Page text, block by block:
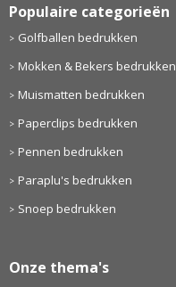
Populaire categorieën
Golfballen bedrukken
Mokken & Bekers bedrukken
Muismatten bedrukken
Paperclips bedrukken
Pennen bedrukken
Paraplu's bedrukken
Snoep bedrukken
Onze thema's